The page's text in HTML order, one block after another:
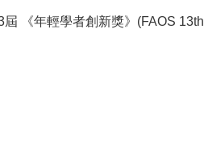
《年輕學者創新獎》(FAOS 13th